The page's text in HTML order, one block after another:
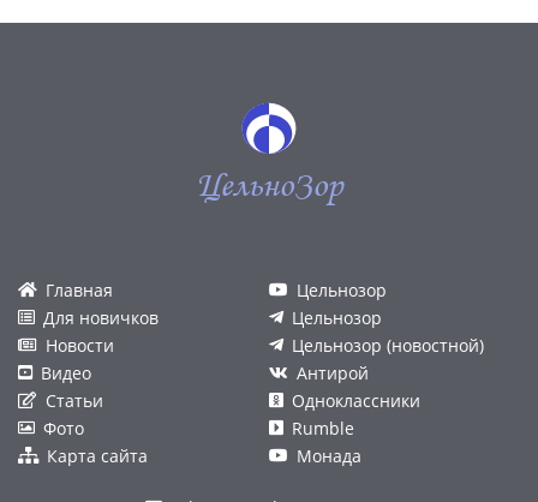
ЦельноЗор
Главная
Для новичков
Новости
Видео
Статьи
Фото
Карта сайта
Цельнозор
Цельнозор
Цельнозор (новостной)
Антирой
Одноклассники
Rumble
Монада